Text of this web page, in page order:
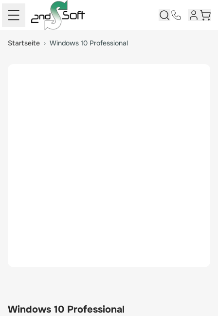
Startseite › Windows 10 Professional
Windows 10 Professional